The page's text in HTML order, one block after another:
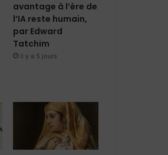
avantage à l’ère de
l’IA reste humain,
par Edward
Tatchim
il y a 5 jours